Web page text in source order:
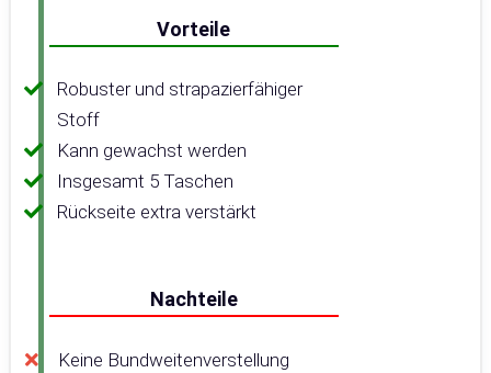
Vorteile
Robuster und strapazierfähiger
Stoff
Kann gewachst werden
Insgesamt 5 Taschen
Rückseite extra verstärkt
Nachteile
Keine Bundweitenverstellung